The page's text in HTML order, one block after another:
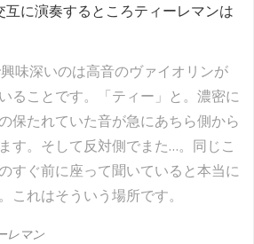
互に演奏するところティーレマンは
味深いのは高音のヴァイオリンが
ることです。「ティー」と。濃密に
保たれていた音が急にあちら側から
す。そして反対側でまた…。同じこ
すぐ前に座って聞いていると本当に
これはそういう場所です。
レマン